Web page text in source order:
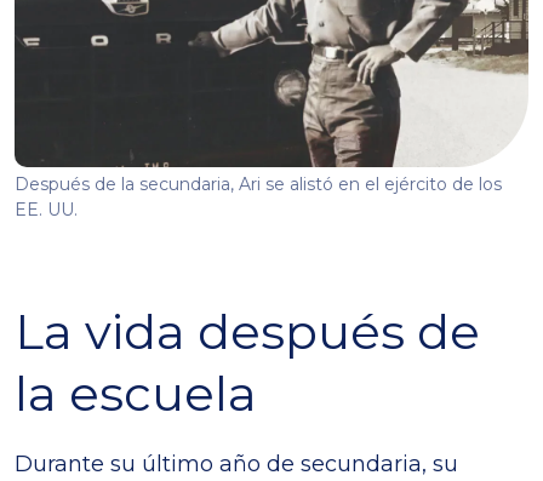
Después de la secundaria, Ari se alistó en el ejército de los
EE. UU.
La vida después de
la escuela
Durante su último año de secundaria, su